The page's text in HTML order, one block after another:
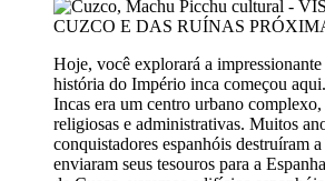
Hoje, você explorará a
história do Império inca começou
Incas era um centro urbano
religiosas e administrativas. Muitos
conquistadores espanhóis destruíram
enviaram seus tesouros para a